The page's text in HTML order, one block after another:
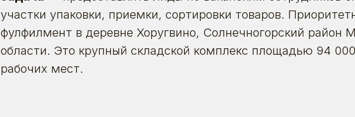
участки упаковки, приемки, сортировки товаров.
фулфилмент в деревне Хоругвино, Солнечногорский район
области. Это крупный складской комплекс площадью 94
рабочих мест.